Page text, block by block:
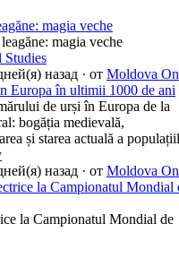
magia veche
magia veche
Studies
назад · от Moldova
Europa în ultimii 1000 de ani
de urși în Europa de la
bogăția medievală,
și starea actuală a
назад · от Moldova
la Campionatul Mondial
la Campionatul Mondial de